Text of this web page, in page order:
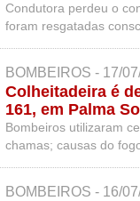
Condutora perdeu o
foram resgatadas
BOMBEIROS - 17/
Colheitadeira é
161, em Palma
Bombeiros utilizaram
chamas; causas do
BOMBEIROS - 16/